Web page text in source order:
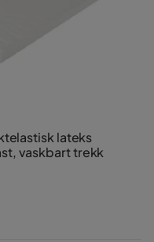
lateks
vaskbart trekk